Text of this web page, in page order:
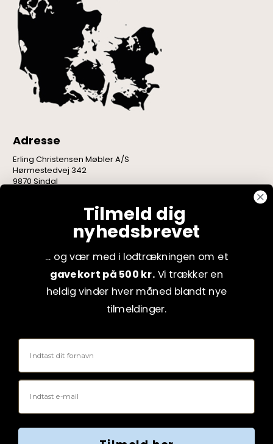
Adresse
Erling Christensen Møbler A/S
Hørmestedvej 342
9870 Sindal
Tilmeld dig
nyhedsbrevet
... og vær med i lodtrækningen om et
gavekort på 500 kr. Vi trækker en
heldig vinder hver måned blandt nye
tilmeldinger.
Fornavn
Email